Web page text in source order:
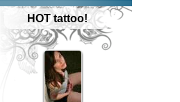
HOT tattoo!